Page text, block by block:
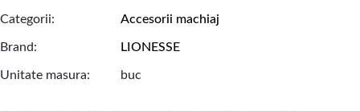
Categorii Accesorii machiaj
Brand LIONESSE
Unitate masura buc